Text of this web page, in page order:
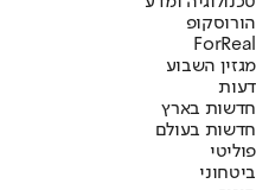
הורוסקופ
ForReal
מגזין השבוע
דעות
חדשות בארץ
חדשות בעולם
פוליטי
ביטחוני